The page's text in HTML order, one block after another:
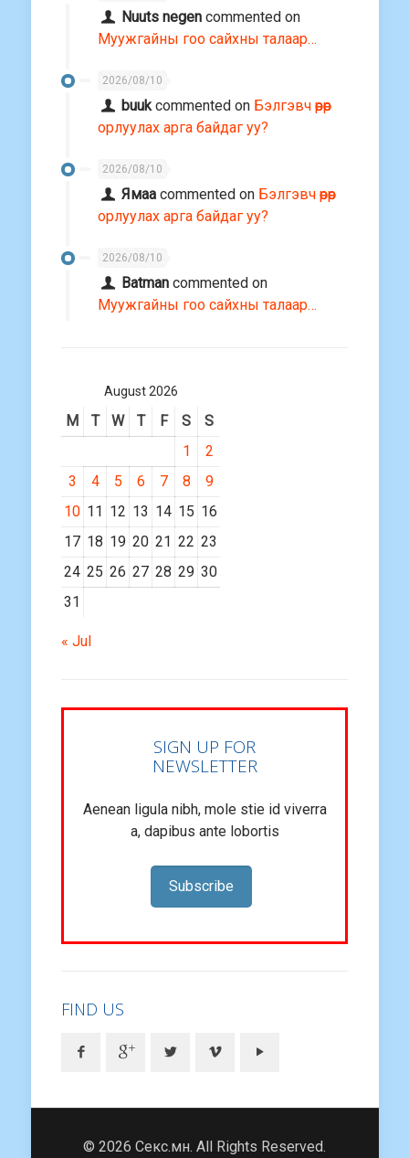
Nuuts negen commented on
Муужгайны гоо сайхны талаар…
2026/08/10
buukcommented on Бэлгэвч өөрөөр
орлуулах арга байдаг уу?
2026/08/10
Ямаа commented on Бэлгэвч өөрөөр
орлуулах арга байдаг уу?
2026/08/10
Batman commented on
Муужгайны гоо сайхны талаар…
August 2026
M T W T F S
S
1
2
3
4 5 6 7 8
9
10 11 12 13 14 15 16
17 18 19 20 21 22 23
24 25 26 27 28 29 30
31
« Jul
SIGN UP FOR
NEWSLETTER
Aenean ligula nibh, mole stie id viverra
a, dapibus ante lobortis
Subscribe
FIND US
© 2026 Секс.мн. All Rights Reserved.